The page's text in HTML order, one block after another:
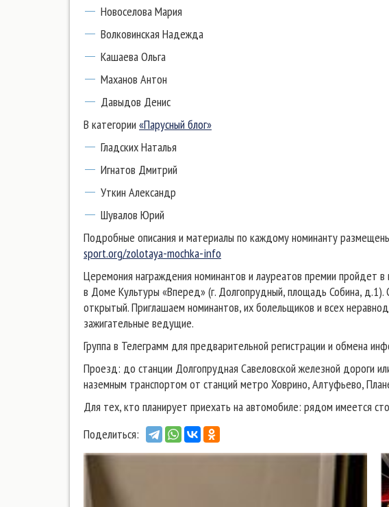
Новоселова Мария
Волковинская Надежда
Кашаева Ольга
Маханов Антон
Давыдов Денис
В категории «Парусный блог»
Гладских Наталья
Игнатов Дмитрий
Уткин Александр
Шувалов Юрий
Подробные описания и материалы по каждому номинанту
sport.org/zolotaya-mochka-info
Церемония награждения номинантов и лауреатов премии пройдет
в Доме Культуры «Вперед» (г. Долгопрудный, площадь Собина,
открытый. Приглашаем номинантов, их болельщиков и всех
зажигательные ведущие.
Группа в Телеграмм для предварительной регистрации и обмена
Проезд: до станции Долгопрудная Савеловской железной
наземным транспортом от станций метро Ховрино, Алтуфьево,
Для тех, кто планирует приехать на автомобиле: рядом имеется
Поделиться: